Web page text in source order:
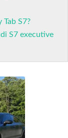
S7?
S7 executive